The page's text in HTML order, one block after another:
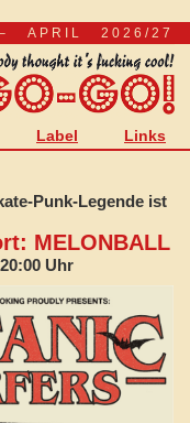
2026/27
Label
Links
Punk-Legende ist
MELONBALL
Uhr